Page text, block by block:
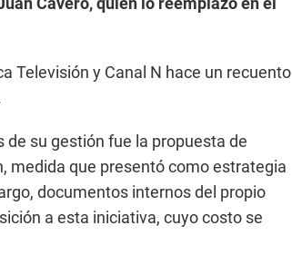
Televisión y Canal N hace un recuento
su gestión fue la propuesta de
medida que presentó como estrategia
documentos internos del propio
a esta iniciativa, cuyo costo se